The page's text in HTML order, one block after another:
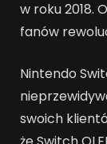
w roku 2018.
fanów
Nintendo
swoich